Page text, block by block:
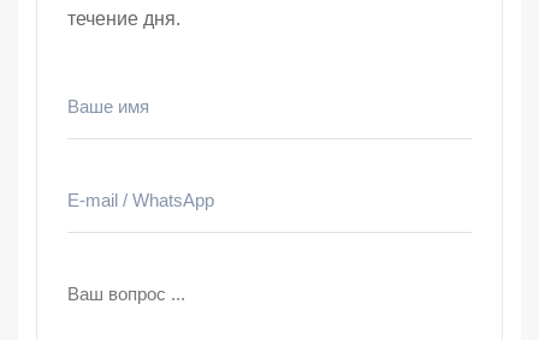
течение дня.